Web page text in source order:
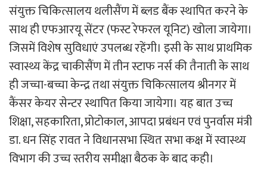
संयुक्त चिकित्सालय थलीसैंण में ब्लड बैंक स्थापित करने के
साथ ही एफआरयू सेंटर (फस्ट रेफरल यूनिट) खोला जायेगा।
जिसमें विशेष सुविधाएं उपलब्ध रहेंगी। इसी के साथ प्राथमिक
स्वास्थ्य केंद्र चाकीसैंण में तीन स्टाफ नर्स की तैनाती के साथ
ही जच्चा-बच्चा केन्द्र तथा संयुक्त चिकित्सालय श्रीनगर में
कैंसर केयर सेन्टर स्थापित किया जायेगा। यह बात उच्च
शिक्षा, सहकारिता, प्रोटोकाल, आपदा प्रबंधन एवं पुनर्वास मंत्री
डा. धन सिंह रावत ने विधानसभा स्थित सभा कक्ष में स्वास्थ्य
विभाग की उच्च स्तरीय समीक्षा बैठक के बाद कही।